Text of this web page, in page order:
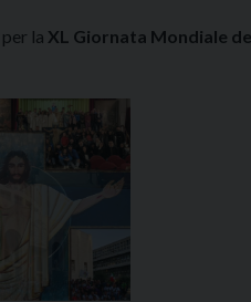
per la XL Giornata Mondiale